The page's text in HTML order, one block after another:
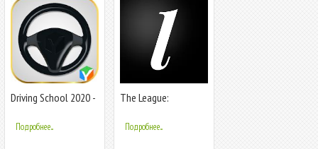
Driving School 2020 -
Parking Game
Подробнее...
The League:
Подробнее...